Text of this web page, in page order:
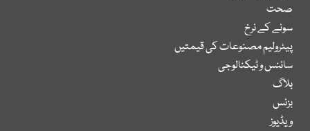
صحت
سونے کے نرخ
پیٹرولیم مصنوعات کی قیمتیں
سائنس و ٹیکنالوجی
بلاگ
بزنس
ویڈیوز